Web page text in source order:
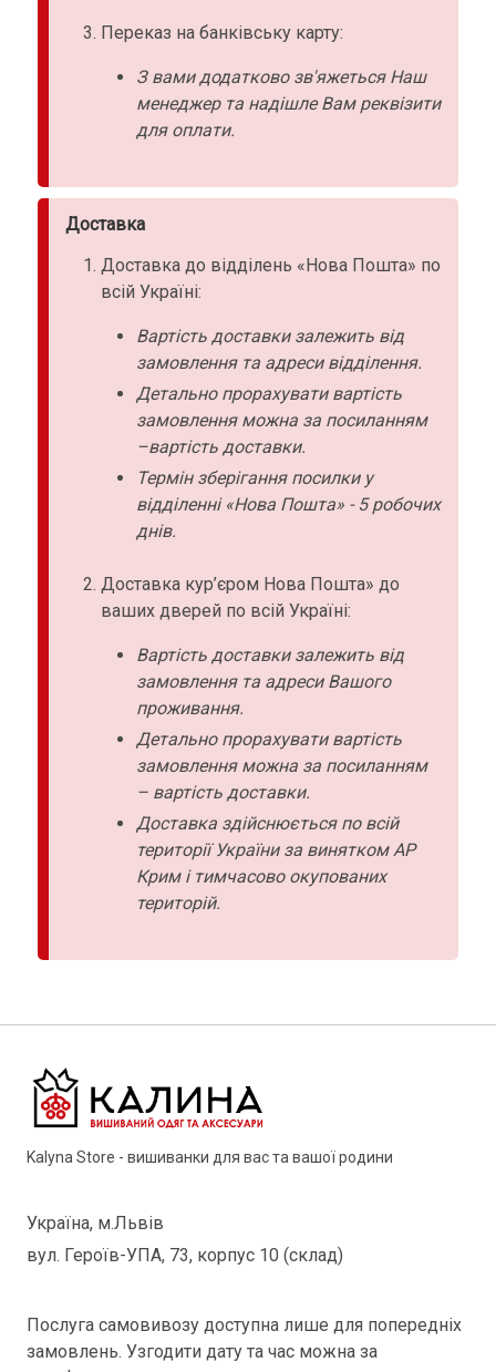
Переказ на банківську карту:
З вами додатково зв'яжеться Наш
менеджер та надішле Вам реквізити
для оплати.
Доставка
Доставка до відділень «Нова Пошта» по
всій Україні:
Вартість доставки залежить від
замовлення та адреси відділення.
Детально прорахувати вартість
замовлення можна за посиланням
–вартість доставки.
Термін зберігання посилки у
відділенні «Нова Пошта» - 5 робочих
днів.
Доставка кур’єром Нова Пошта» до
ваших дверей по всій Україні:
Вартість доставки залежить від
замовлення та адреси Вашого
проживання.
Детально прорахувати вартість
замовлення можна за посиланням
– вартість доставки.
Доставка здійснюється по всій
території України за винятком АР
Крим і тимчасово окупованих
територій.
Kalyna Store - вишиванки для вас та вашої родини
Україна, м.Львів
вул. Героїв-УПА, 73, корпус 10 (склад)
Послуга самовивозу доступна лише для попередніх
замовлень. Узгодити дату та час можна за